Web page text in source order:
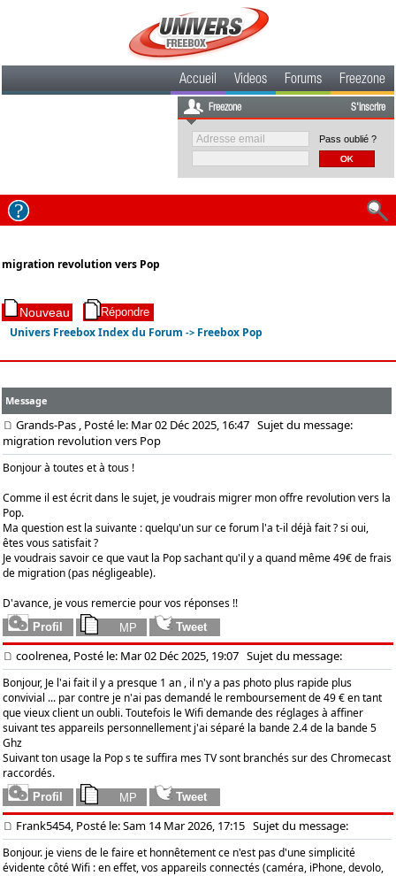
Accueil Videos Forums Freezone
Freezone S'inscrire
Pass oublié ?
migration revolution vers Pop
Univers Freebox Index du Forum -> Freebox Pop
Message
Grands-Pas , Posté le: Mar 02 Déc 2025, 16:47 Sujet du message:
migration revolution vers Pop
Bonjour à toutes et à tous !
Comme il est écrit dans le sujet, je voudrais migrer mon offre revolution vers la
Pop.
Ma question est la suivante : quelqu'un sur ce forum l'a t-il déjà fait ? si oui,
êtes vous satisfait ?
Je voudrais savoir ce que vaut la Pop sachant qu'il y a quand même 49€ de frais
de migration (pas négligeable).
D'avance, je vous remercie pour vos réponses !!
coolrenea, Posté le: Mar 02 Déc 2025, 19:07 Sujet du message:
Bonjour, Je l'ai fait il y a presque 1 an , il n'y a pas photo plus rapide plus
convivial ... par contre je n'ai pas demandé le remboursement de 49 € en tant
que vieux client un oubli. Toutefois le Wifi demande des réglages à affiner
suivant tes appareils personnellement j'ai séparé la bande 2.4 de la bande 5
Ghz
Suivant ton usage la Pop s te suffira mes TV sont branchés sur des Chromecast
raccordés.
Frank5454, Posté le: Sam 14 Mar 2026, 17:15 Sujet du message:
Bonjour. je viens de le faire et honnêtement ce n'est pas d'une simplicité
évidente côté Wifi : en effet, vos appareils connectés (caméra, iPhone, devolo,